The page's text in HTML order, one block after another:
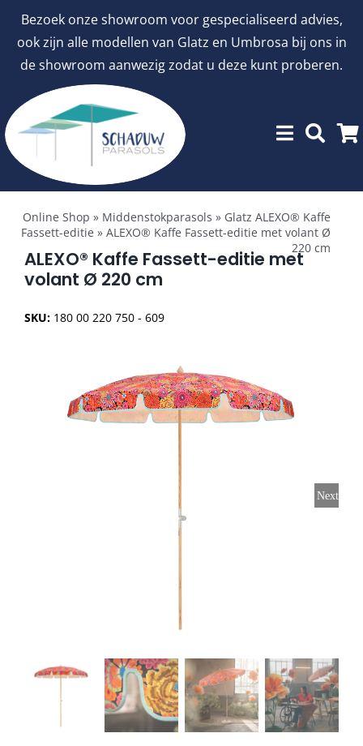
Bezoek onze showroom voor gespecialiseerd advies,
ook zijn alle modellen van Glatz en Umbrosa bij ons in
de showroom aanwezig zodat u deze kunt proberen.
inhoud
Toggle
Navigation
aanbiedingen
Horeca parasols
Balkonklemmen
Beschermhoezen
Online Shop » Middenstokparasols » Glatz ALEXO® Kaffe
Fassett-editie » ALEXO® Kaffe Fassett-editie met volant Ø
220 cm
ALEXO® Kaffe Fassett-editie met
volant Ø 220 cm
SKU: 180 00 220 750 - 609
Next